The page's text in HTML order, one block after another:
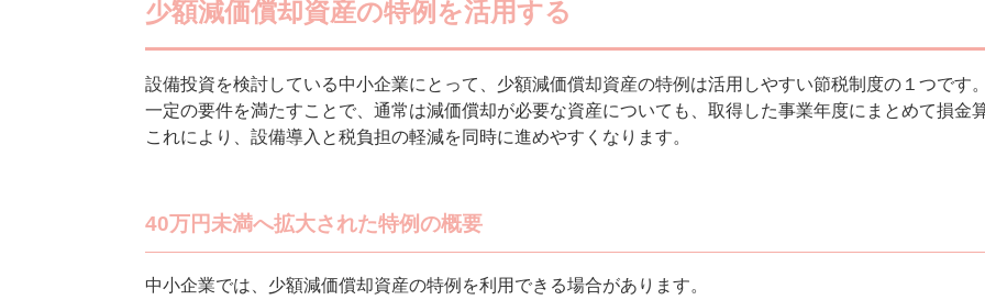
少額減価償却資産の特例を活用する
設備投資を検討している中小企業にとって、少額減価償却資産の特例は活用しやすい節税制度の１つです
一定の要件を満たすことで、通常は減価償却が必要な資産についても、取得した事業年度にまとめて損金
これにより、設備導入と税負担の軽減を同時に進めやすくなります。
40万円未満へ拡大された特例の概要
中小企業では、少額減価償却資産の特例を利用できる場合があります。